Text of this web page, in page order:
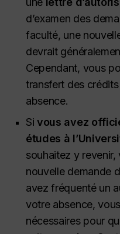
d’examen des
faculté, une
devrait
Cependant, vous
transfert des
absence.
Sivous avez
études à
souhaitez y
nouvelle demande
avez fréquenté un
votre absence,
nécessaires pour